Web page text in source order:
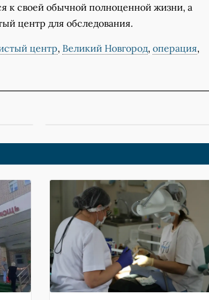
к своей обычной полноценной жизни, а
центр для обследования.
центр, Великий Новгород, операция,